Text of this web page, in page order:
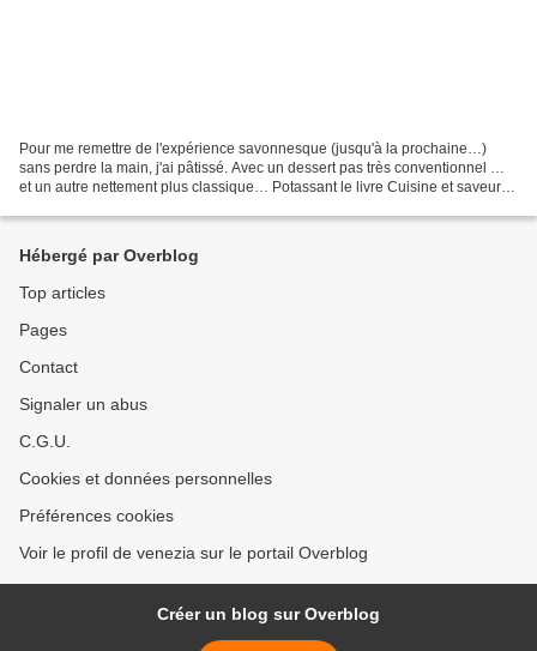
Pour me remettre de l'expérience savonnesque (jusqu'à la prochaine…)
sans perdre la main, j'ai pâtissé. Avec un dessert pas très conventionnel …
et un autre nettement plus classique… Potassant le livre Cuisine et saveur
Hébergé par Overblog
Top articles
Pages
Contact
Signaler un abus
C.G.U.
Cookies et données personnelles
Préférences cookies
Voir le profil de venezia sur le portail Overblog
Créer un blog sur Overblog